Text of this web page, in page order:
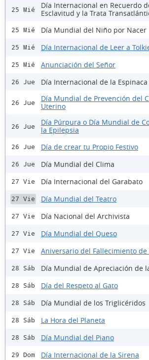
25 Mié
Día Internacional en Recuerdo
Esclavitud y la Trata
25 Mié Día Mundial del Niño por Nacer
25 Mié Día Internacional de Leer a
25 Mié Anunciación del Señor
26 Jue Día Internacional de la Espinaca
26 Jue
Día Mundial de Prevención del
Uterino
26 Jue
Día Púrpura o Día Mundial de
la Epilepsia
26 Jue Día de crear tu Propio Festivo
26 Jue Día Mundial del Clima
27 Vie Día Internacional del Garabato
27 Vie Día Mundial del Teatro
27 Vie Día Nacional del Archivista
27 Vie Día Mundial del Queso
27 Vie Aniversario del Fallecimiento de
28 Sáb Día Mundial de Apreciación de
28 Sáb Día del Respeto al Gato
28 Sáb Día Mundial de los Triglicéridos
28 Sáb La Hora del Planeta
28 Sáb Día Mundial del Piano
29 Dom Día Internacional de la Sirena